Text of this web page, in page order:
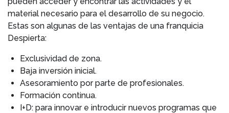
material necesario para el desarrollo de su negocio.
Estas son algunas de las ventajas de una franquicia
Despierta:
Exclusividad de zona.
Baja inversión inicial.
Asesoramiento por parte de profesionales.
Formación continua.
I+D: para innovar e introducir nuevos programas que